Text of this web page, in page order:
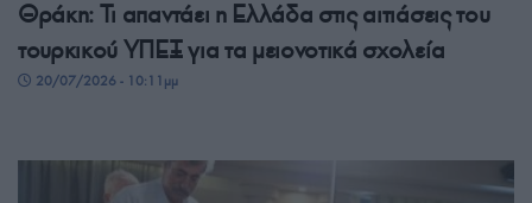
Θράκη: Τι απαντάει η Ελλάδα στις αιτιάσεις του
τουρκικού ΥΠΕΞ για τα μειονοτικά σχολεία
20/07/2026 - 10:11μμ